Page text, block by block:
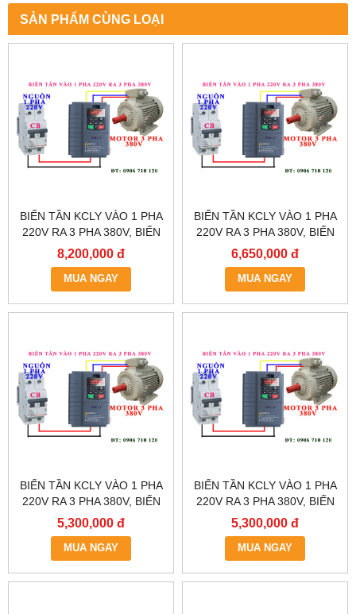
SẢN PHẨM CÙNG LOẠI
BIẾN TẦN KCLY VÀO 1 PHA
220V RA 3 PHA 380V, BIẾN
TẦN KCLY KOC600-011GT3-
B
8,200,000 đ
MUA NGAY
BIẾN TẦN KCLY VÀO 1 PHA
220V RA 3 PHA 380V, BIẾN
TẦN KCLY KOC600-
7R5GT3-B
6,650,000 đ
MUA NGAY
BIẾN TẦN KCLY VÀO 1 PHA
220V RA 3 PHA 380V, BIẾN
TẦN KCLY KOC600-
5R5GT3-B
5,300,000 đ
MUA NGAY
BIẾN TẦN KCLY VÀO 1 PHA
220V RA 3 PHA 380V, BIẾN
TẦN KCLY KOC600-
3R7GT3-B
5,300,000 đ
MUA NGAY